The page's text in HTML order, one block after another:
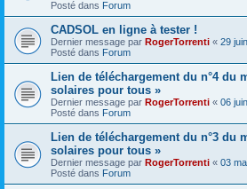
Posté dans Forum
CADSOL en ligne à tester !
Dernier message par RogerTorrenti « 29
Posté dans Forum
Lien de téléchargement du n°4 du
solaires pour tous »
Dernier message par RogerTorrenti « 06
Posté dans Forum
Lien de téléchargement du n°3 du
solaires pour tous »
Dernier message par RogerTorrenti « 03
Posté dans Forum